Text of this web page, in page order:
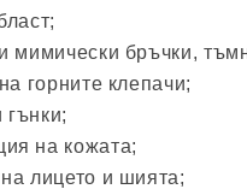
мимически бръчки,
горните клепачи;
на кожата;
лицето и шията;